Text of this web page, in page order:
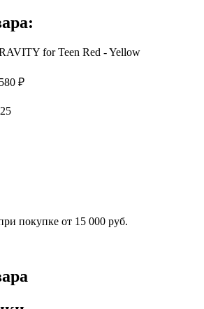
for Teen Red - Yellow
₽
покупке от 15 000 руб.